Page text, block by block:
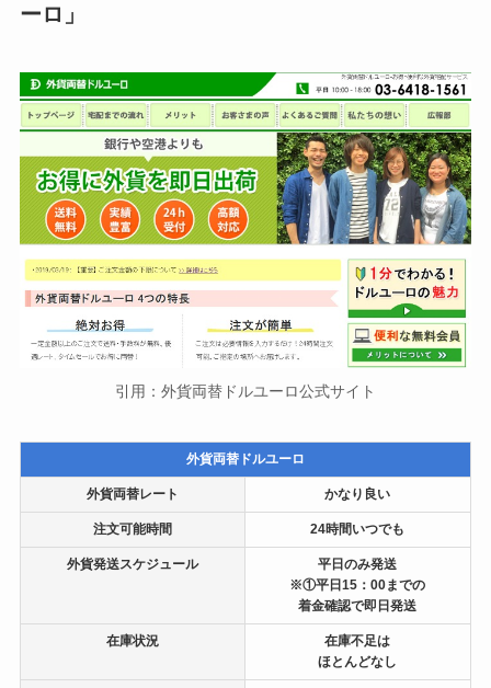
ーロ」
引用：外貨両替ドルユーロ公式サイト
外貨両替ドルユーロ
外貨両替レート かなり良い
注文可能時間 24時間いつでも
外貨発送スケジュール
平日のみ発送
※①平日15：00までの
着金確認で即日発送
在庫状況
在庫不足は
ほとんどなし